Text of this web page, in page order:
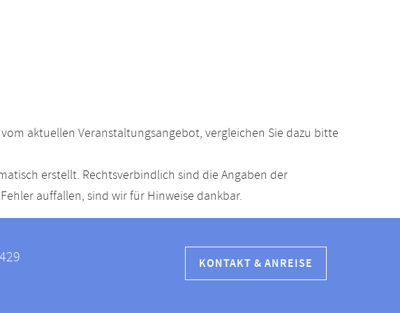
aktuellen Veranstaltungsangebot, vergleichen Sie dazu bitte
erstellt. Rechtsverbindlich sind die Angaben der
auffallen, sind wir für Hinweise dankbar.
KONTAKT & ANREISE